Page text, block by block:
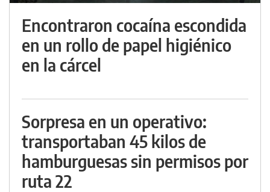
Encontraron cocaína escondida
en un rollo de papel higiénico
en la cárcel
Sorpresa en un operativo:
transportaban 45 kilos de
hamburguesas sin permisos por
ruta 22